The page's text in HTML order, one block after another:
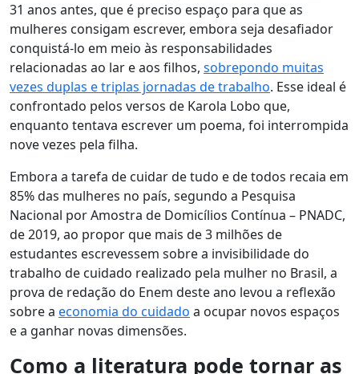
31 anos antes, que é preciso espaço para que as
mulheres consigam escrever, embora seja desafiador
conquistá-lo em meio às responsabilidades
relacionadas ao lar e aos filhos, sobrepondo muitas
vezes duplas e triplas jornadas de trabalho. Esse ideal é
confrontado pelos versos de Karola Lobo que,
enquanto tentava escrever um poema, foi interrompida
nove vezes pela filha.
Embora a tarefa de cuidar de tudo e de todos recaia em
85% das mulheres no país, segundo a Pesquisa
Nacional por Amostra de Domicílios Contínua – PNADC,
de 2019, ao propor que mais de 3 milhões de
estudantes escrevessem sobrea invisibilidade do
trabalho de cuidado realizado pela mulher no Brasil, a
prova de redação do Enem deste ano levou a reflexão
sobre a economia do cuidado a ocupar novos espaços
e a ganhar novas dimensões.
Como a literatura pode tornar as